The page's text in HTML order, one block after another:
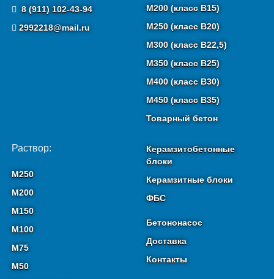
8 (911) 102-43-94
2992218@mail.ru
М200 (класс B15)
М250 (класс B20)
М300 (класс B22,5)
М350 (класс B25)
М400 (класс B30)
М450 (класс B35)
Товарный бетон
Раствор:
М250
М200
М150
М100
М75
М50
Керамзитобетонные
блоки
Керамзитные блоки
ФБС
Бетононасос
Доставка
Контакты